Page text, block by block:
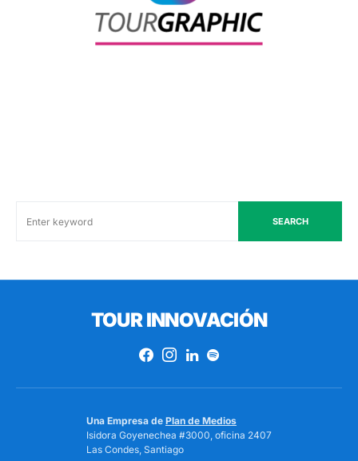
SEARCH
TOUR INNOVACIÓN
Una Empresa de Plan de Medios
Isidora Goyenechea #3000, oficina 2407
Las Condes, Santiago